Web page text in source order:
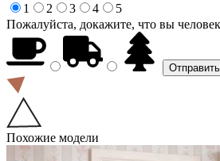
1
2 3 4
5
Пожалуйста, докажите, что вы
Похожие модели